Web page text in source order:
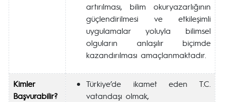
artırılması, bilim okuryazarlığının
güçlendirilmesi ve etkileşimli
uygulamalar yoluyla bilimsel
olguların anlaşılır biçimde
kazandırılması amaçlanmaktadır.
Kimler
Başvurabilir?
Türkiye’de ikamet eden T.C.
vatandaşı olmak,